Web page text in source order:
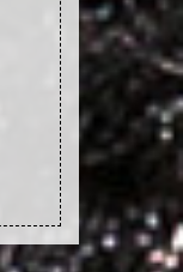
prestataire
avec
devis